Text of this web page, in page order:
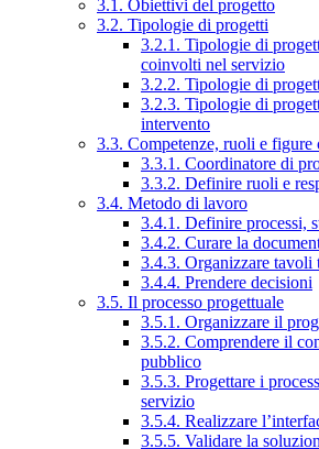
3.1. Obiettivi del progetto
3.2. Tipologie di progetti
3.2.1. Tipologie di
coinvolti nel servizio
3.2.2. Tipologie di
3.2.3. Tipologie di
intervento
3.3. Competenze, ruoli e figure
3.3.1. Coordinatore di
3.3.2. Definire ruoli e
3.4. Metodo di lavoro
3.4.1. Definire processi,
3.4.2. Curare la
3.4.3. Organizzare
3.4.4. Prendere decisioni
3.5. Il processo progettuale
3.5.1. Organizzare il
3.5.2. Comprendere il
pubblico
3.5.3. Progettare i
servizio
3.5.4. Realizzare
3.5.5. Validare la